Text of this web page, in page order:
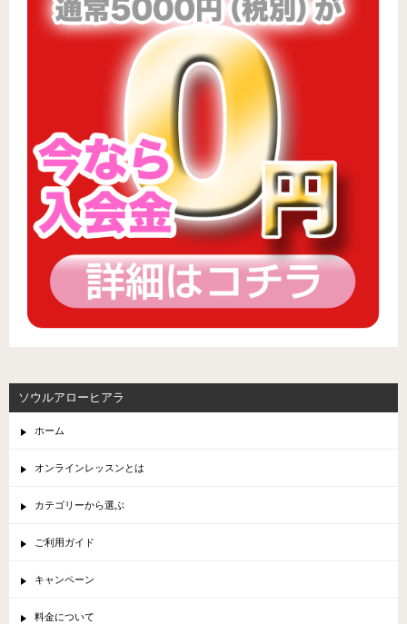
ソウルアローヒアラ
ホーム
オンラインレッスンとは
カテゴリーから選ぶ
ご利用ガイド
キャンペーン
料金について